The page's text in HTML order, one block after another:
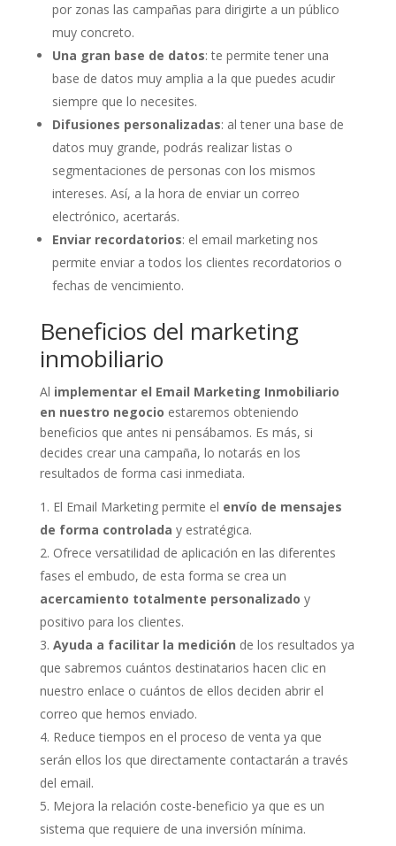
por zonas las campañas para dirigirte a un público
muy concreto.
Una gran base de datos: te permite tener una
base de datos muy amplia a la que puedes acudir
siempre que lo necesites.
Difusiones personalizadas: al tener una base de
datos muy grande, podrás realizar listas o
segmentaciones de personas con los mismos
intereses. Así, a la hora de enviar un correo
electrónico, acertarás.
Enviar recordatorios: el email marketing nos
permite enviar a todos los clientes recordatorios o
fechas de vencimiento.
Beneficios del marketing
inmobiliario
Al implementar el Email Marketing Inmobiliario
en nuestro negocio estaremos obteniendo
beneficios que antes ni pensábamos. Es más, si
decides crear una campaña, lo notarás en los
resultados de forma casi inmediata.
El Email Marketing permite el envío de mensajes
de forma controlada y estratégica.
Ofrece versatilidad de aplicación en las diferentes
fases el embudo, de esta forma se crea un
acercamiento totalmente personalizado y
positivo para los clientes.
Ayuda a facilitar la medición de los resultados ya
que sabremos cuántos destinatarios hacen clic en
nuestro enlace o cuántos de ellos deciden abrir el
correo que hemos enviado.
Reduce tiempos en el proceso de venta ya que
serán ellos los que directamente contactarán a través
del email.
Mejora la relación coste-beneficio ya que es un
sistema que requiere de una inversión mínima.